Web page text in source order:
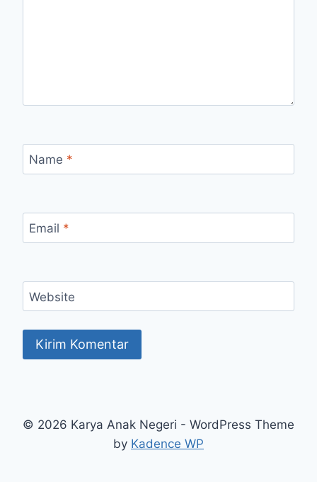
Name *
Email *
Website
© 2026 Karya Anak Negeri - WordPress Theme
by Kadence WP